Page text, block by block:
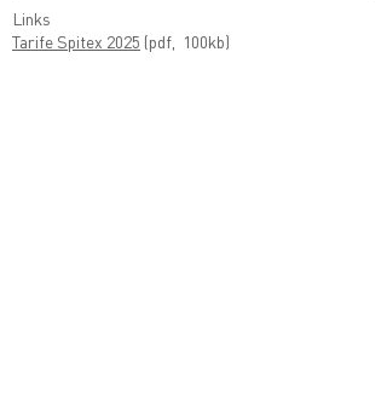
Links
Tarife Spitex 2025 (pdf, 100kb)